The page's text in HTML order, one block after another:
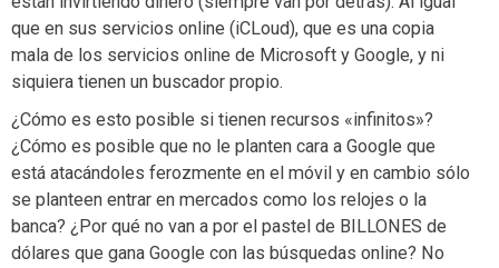
que en sus servicios online (iCLoud), que es una copia
mala de los servicios online de Microsoft y Google, y ni
siquiera tienen un buscador propio.
¿Cómo es esto posible si tienen recursos «infinitos»?
¿Cómo es posible que no le planten cara a Google que
está atacándoles ferozmente en el móvil y en cambio sólo
se planteen entrar en mercados como los relojes o la
banca? ¿Por qué no van a por el pastel de BILLONES de
dólares que gana Google con las búsquedas online? No